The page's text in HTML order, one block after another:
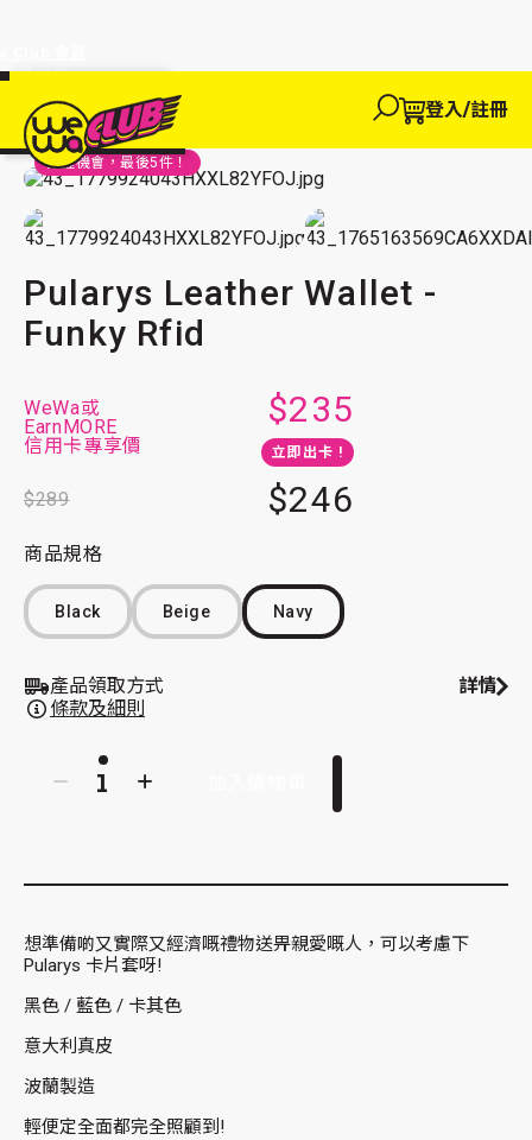
單95折!
輸入優惠
即
達95折!
登入/註冊
We買 We玩 We賺
探索
WeWa
卡
主頁 We 買 品味生活
把握機會，最後5件！
Pularys Leather Wallet - Funky Rfid
Pularys Leather Wallet -
Funky Rfid
WeWa或
EarnMORE
信用卡專享價
$235
立即出卡 !
$289 $246
商品規格
Black Beige Navy
產品領取方式 詳情
條款及細則
想準備啲又實際又經濟嘅禮物送畀親愛嘅人，可以考慮下
Pularys 卡片套呀!
黑色 / 藍色 / 卡其色
意大利真皮
波蘭製造
輕便定全面都完全照顧到!